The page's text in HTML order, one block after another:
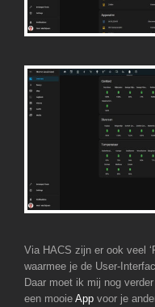
Via HACS zijn er ook veel
waarmee je de User-
Daar moet ik mij nog
een mooie App voor je